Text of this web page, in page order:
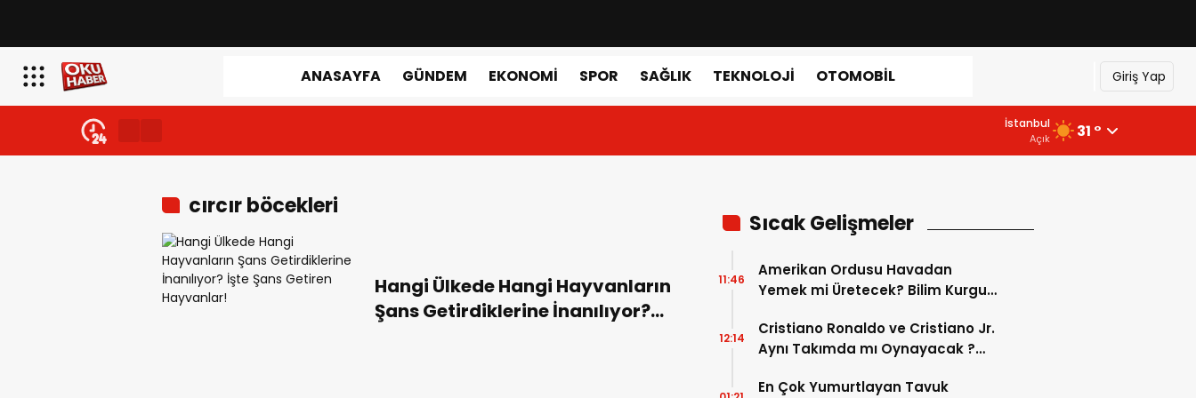
ANASAYFA GÜNDEM EKONOMI SPOR SAĞLIK TEKNOLOJI OTOMOBIL Giriş Yap
İstanbul
Açık 31 °
cırcır böcekleri
Hangi Ülkede Hangi Hayvanların
Şans Getirdiklerine İnanılıyor?
Sıcak Gelişmeler
Amerikan Ordusu Havadan
Yemek mi Üretecek? Bilim Kurgu
11:46
Cristiano Ronaldo ve Cristiano Jr.
Aynı Takımda mı Oynayacak ?
Dönemimi Başlıyor ?
12:14
En Çok Yumurtlayan Tavuk